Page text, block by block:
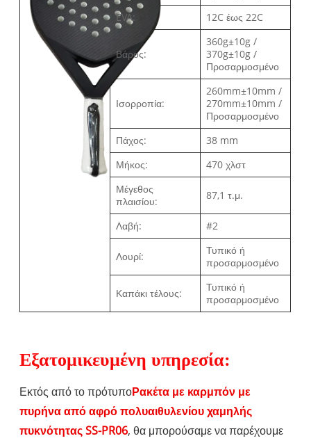
EVA:
12C έως 22C
Βάρος:
360g±10g /
370g±10g /
Προσαρμοσμένο
Ισορροπία:
260mm±10mm /
270mm±10mm /
Προσαρμοσμένο
Πάχος:
38 mm
Μήκος:
470 χλστ
Μέγεθος
πλαισίου:
87,1 τ.μ.
Λαβή: #2
Λουρί:
Τυπικό ή
προσαρμοσμένο
Καπάκι τέλους:
Τυπικό ή
προσαρμοσμένο
Εξατομικευμένη υπηρεσία:
Εκτός από το πρότυποΡακέτα με καρμπόν με
πυρήνα από αφρό πολυαιθυλενίου χαμηλής
πυκνότητας SS-PR06, θα μπορούσαμε να παρέχουμε